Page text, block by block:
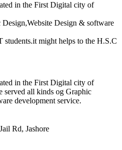
in the First Digital city of
Design & software
students.it might helps to the H.S.C
in the First Digital city of
served all kinds og Graphic
development service.
Rd, Jashore